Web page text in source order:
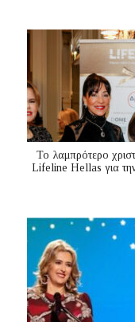
Το λαμπρότερο
Lifeline Hellas για